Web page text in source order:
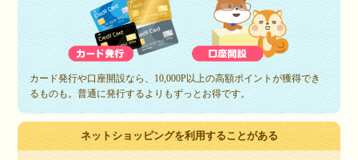
カード発行や口座開設なら、10,000P以上の高額ポイントが獲得でき
るものも。普通に発行するよりもずっとお得です。
ネットショッピングを利用することがある